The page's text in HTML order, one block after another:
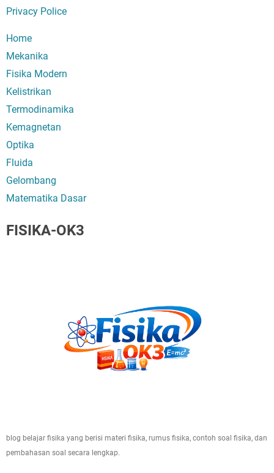
Privacy Police
Home
Mekanika
Fisika Modern
Kelistrikan
Termodinamika
Kemagnetan
Optika
Fluida
Gelombang
Matematika Dasar
FISIKA-OK3
blog belajar fisika yang berisi materi fisika, rumus fisika, contoh soal fisika, dan
pembahasan soal secara lengkap.